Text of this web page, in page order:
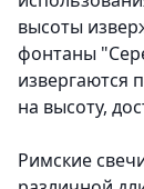
высоты
фонтаны
извергаются
на высоту,
Римские